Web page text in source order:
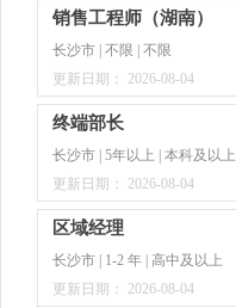
销售工程师（湖南）
长沙市 | 不限 | 不限
更新日期： 2026-08-04
终端部长
长沙市 | 5年以上 | 本科及以上
更新日期： 2026-08-04
区域经理
长沙市 | 1-2 年 | 高中及以上
更新日期： 2026-08-04